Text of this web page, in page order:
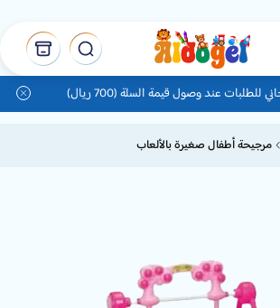
عند وصول قيمة السلة (700 ريال)
مرجيحة أطفال صغيرة بالألعاب